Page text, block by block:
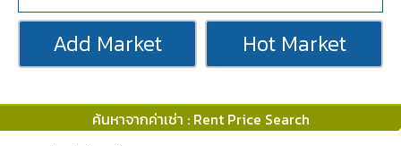
Add Market Hot Market
ค้นหาจากค่าเช่า : Rent Price Search